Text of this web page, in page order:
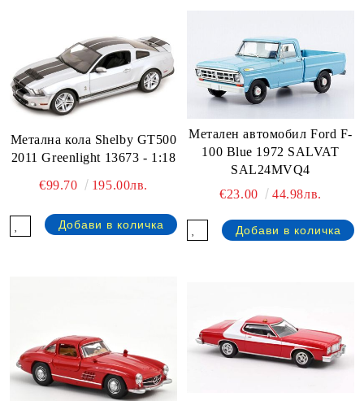
Метална кола Shelby GT500
2011 Greenlight 13673 - 1:18
€99.70
195.00лв.
Метален автомобил Ford F-
100 Blue 1972 SALVAT
SAL24MVQ4
€23.00
44.98лв.